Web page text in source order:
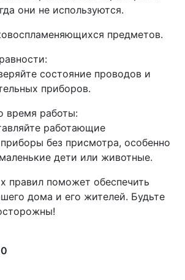
они не используются.
предметов.
состояние проводов и
приборов.
время работы:
работающие
без присмотра, особенно
дети или животные.
правил поможет обеспечить
дома и его жителей. Будьте